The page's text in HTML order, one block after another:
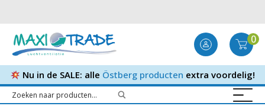
0
Nu in de SALE: alle Östberg producten extra voordelig!